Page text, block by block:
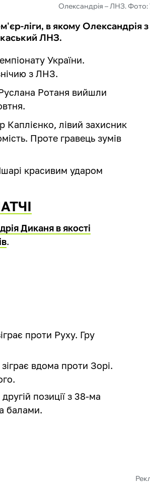
Олександрія – ЛНЗ.
ліги, в якому Олександрія з
ЛНЗ.
України.
з ЛНЗ.
Ротаня вийшли
Каплієнко, лівий захисник
Проте гравець зумів
красивим ударом
Диканя в якості
.
проти Руху. Гру
вдома проти Зорі.
позиції з 38-ма
балами.